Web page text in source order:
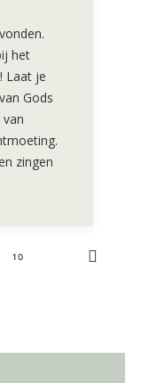
het
Laat je
Gods
zingen
10